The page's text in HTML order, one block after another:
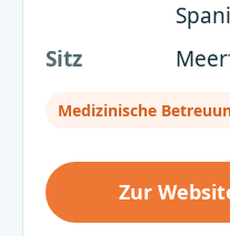
Sitz
Medizinische
Zur